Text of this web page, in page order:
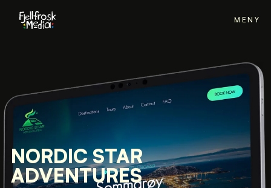
MENY
NORDIC STAR
ADVENTURES